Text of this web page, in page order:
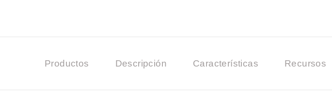
Productos Descripción Características Recursos